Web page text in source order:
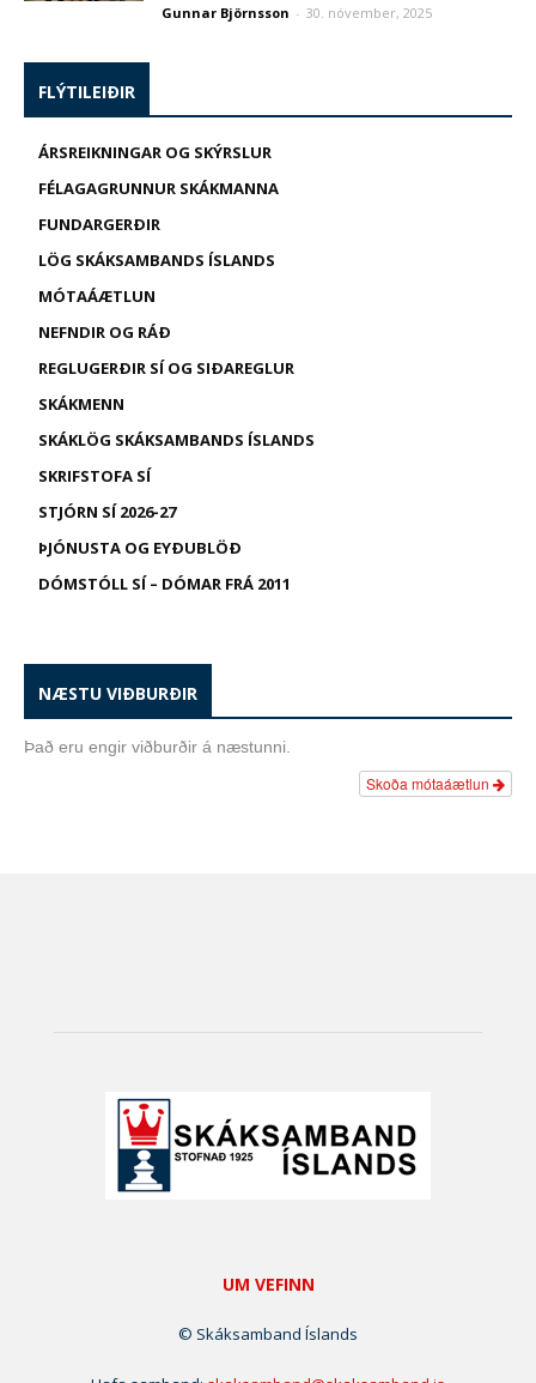
Gunnar Björnsson - 30. nóvember, 2025
FLÝTILEIÐIR
ÁRSREIKNINGAR OG SKÝRSLUR
FÉLAGAGRUNNUR SKÁKMANNA
FUNDARGERÐIR
LÖG SKÁKSAMBANDS ÍSLANDS
MÓTAÁÆTLUN
NEFNDIR OG RÁÐ
REGLUGERÐIR SÍ OG SIÐAREGLUR
SKÁKMENN
SKÁKLÖG SKÁKSAMBANDS ÍSLANDS
SKRIFSTOFA SÍ
STJÓRN SÍ 2026-27
ÞJÓNUSTA OG EYÐUBLÖÐ
DÓMSTÓLL SÍ – DÓMAR FRÁ 2011
NÆSTU VIÐBURÐIR
Það eru engir viðburðir á næstunni.
Skoða mótaáætlun
UM VEFINN
© Skáksamband Íslands